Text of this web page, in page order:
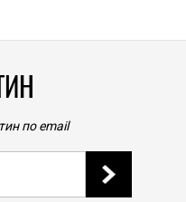
по email